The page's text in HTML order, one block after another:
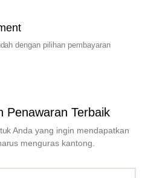
dengan pilihan pembayaran
Penawaran Terbaik
Anda yang ingin mendapatkan
menguras kantong.